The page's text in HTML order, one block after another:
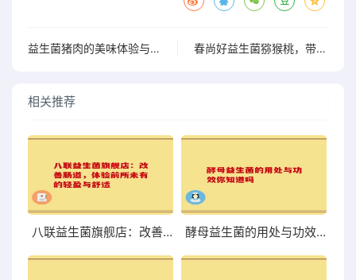
益生菌猪肉的美味体验与健康价值探讨你尝试过吗 春尚好益生菌猕猴桃，带你体验前所未有的美味与活力
相关推荐
八联益生菌旗舰店：改善肠道，体验前所未有的轻盈与舒适 酵母益生菌的用处与功效你知道吗